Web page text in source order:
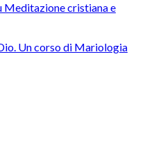
Meditazione cristiana e
Un corso di Mariologia